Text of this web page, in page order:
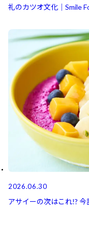
礼のカツオ文化｜Smile
2026.06.30
アサイーの次はこれ!?